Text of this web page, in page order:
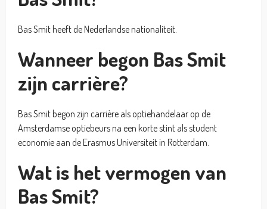
Bas Smit heeft de Nederlandse nationaliteit.
Wanneer begon Bas Smit
zijn carrière?
Bas Smit begon zijn carrière als optiehandelaar op de
Amsterdamse optiebeurs na een korte stint als student
economie aan de Erasmus Universiteit in Rotterdam.
Wat is het vermogen van
Bas Smit?